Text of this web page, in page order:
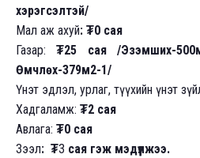
хэрэгсэлтэй/
Мал аж ахуй: ₮0 сая
Газар:
₮25 сая /Эзэмших-
Өмчлөх-379м2-1/
Үнэт эдлэл, урлаг, түүхийн үнэт
Хадгаламж: ₮2 сая
Авлага: ₮0 сая
Зээл: ₮3 сая гэж мэдүүлжээ.